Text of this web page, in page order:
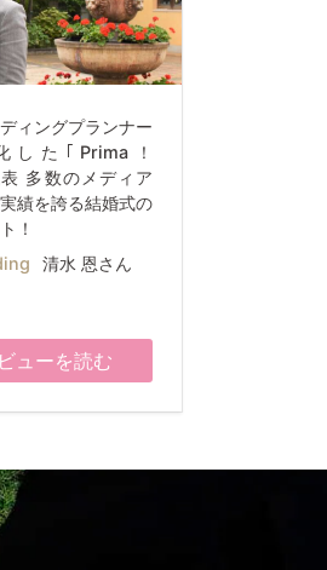
ィングプランナー
した｢Prima！
多数のメディア
績を誇る結婚式の
！
清水 恩さん
ューを読む